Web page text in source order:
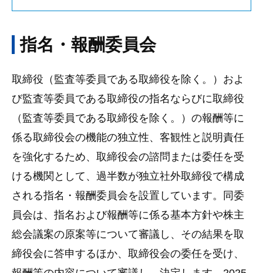
指名・報酬委員会
取締役（監査等委員である取締役を除く。）およ
び監査等委員である取締役の指名ならびに取締役
（監査等委員である取締役を除く。）の報酬等に
係る取締役会の機能の独立性、客観性と説明責任
を強化するため、取締役会の諮問または委任を受
ける機関として、過半数が独立社外取締役で構成
される指名・報酬委員会を設置しています。同委
員会は、指名および報酬等に係る基本方針や株主
総会議案の原案等について審議し、その結果を取
締役会に答申するほか、取締役会の委任を受け、